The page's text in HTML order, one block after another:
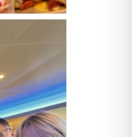
Fredenbecker Blick online lesen